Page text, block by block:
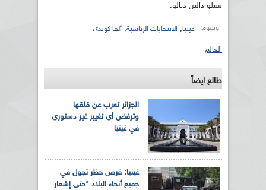
سيلو دالين ديالو.
وسوم: غينيا, الانتخابات الرئاسية, ألفا كوندي
العالم
طالع ايضاً
الجزائر تعرب عن قلقها
وترفض أي تغيير غير دستوري
في غينيا
غينيا: فرض حظر تجول في
جميع أنحاء البلاد "حتى إشعار